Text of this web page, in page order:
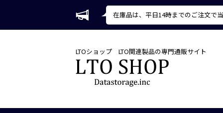
在庫品は、平日14時までのご注文で
LTOショップ LTO関連製品の専門通販サイト